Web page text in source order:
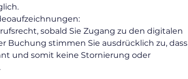
sobald Sie Zugang zu den digitalen
Buchung stimmen Sie ausdrücklich zu, dass
und somit keine Stornierung oder